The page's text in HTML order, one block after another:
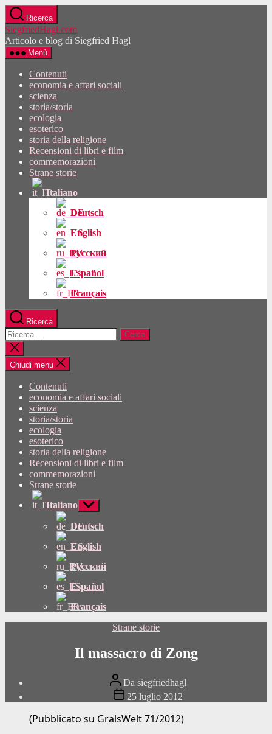
Vai
al
contenuto
Ricerca
SiegfriedHagl.com
Articolo e blog di Siegfried Hagl
Menù
Contenuti
economia e affari sociali
scienza
storia/storia
ecologia
esoterico
storia della religione
Recensioni di libri e film
commemorazioni
Strane storie
Italiano
Deutsch
English
Русский
Español
Français
Ricerca
Cercare:
Chiudi
la
ricerca
Chiudi menu
Contenuti
economia e affari sociali
scienza
storia/storia
ecologia
esoterico
storia della religione
Recensioni di libri e film
commemorazioni
Strane storie
Italiano Mostra
sottomenu
Deutsch
English
Русский
Español
Français
Categorie
Strane storie
Il massacro di Zong
Autore
del
post
Da siegfriedhagl
Data
di
pubblicazione
25 luglio 2012
(Pubblicato su GralsWelt 71/2012)